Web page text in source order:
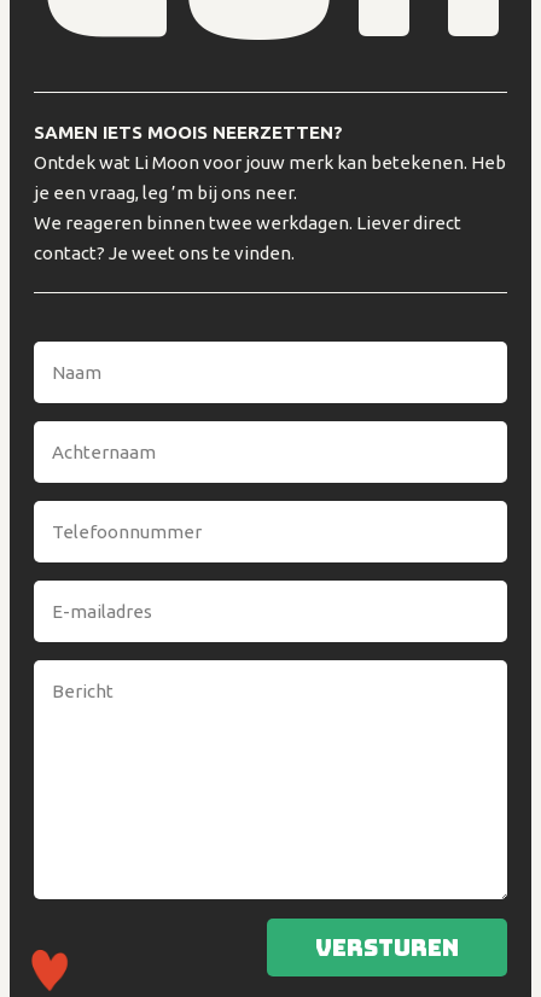
SAMEN IETS MOOIS NEERZETTEN?
Ontdek wat Li Moon voor jouw merk kan betekenen. Heb
je een vraag, leg ’m bij ons neer.
We reageren binnen twee werkdagen. Liever direct
contact? Je weet ons te vinden.
Versturen